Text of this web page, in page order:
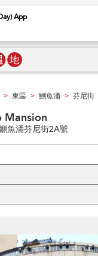
App
> 東區 > 鰂魚涌 > 芬尼街
Mansion
魚涌芬尼街2A號